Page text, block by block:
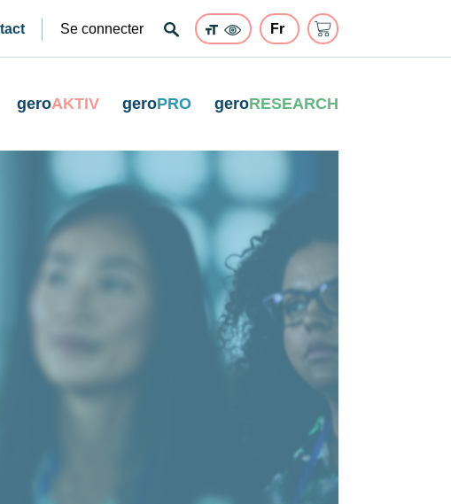
Se connecter
geroAKTIV geroPRO geroRESEARCH